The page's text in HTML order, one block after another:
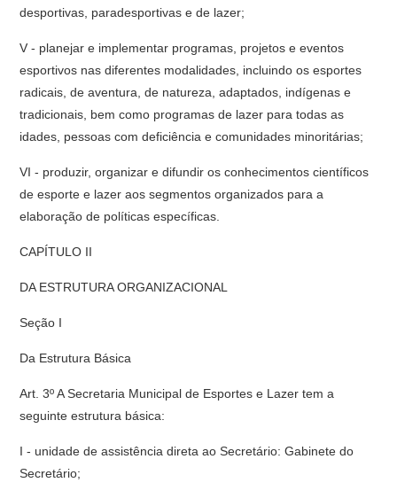
desportivas, paradesportivas e de lazer;
V - planejar e implementar programas, projetos e eventos
esportivos nas diferentes modalidades, incluindo os esportes
radicais, de aventura, de natureza, adaptados, indígenas e
tradicionais, bem como programas de lazer para todas as
idades, pessoas com deficiência e comunidades minoritárias;
VI - produzir, organizar e difundir os conhecimentos científicos
de esporte e lazer aos segmentos organizados para a
elaboração de políticas específicas.
CAPÍTULO II
DA ESTRUTURA ORGANIZACIONAL
Seção I
Da Estrutura Básica
Art. 3º A Secretaria Municipal de Esportes e Lazer tem a
seguinte estrutura básica:
I - unidade de assistência direta ao Secretário: Gabinete do
Secretário;